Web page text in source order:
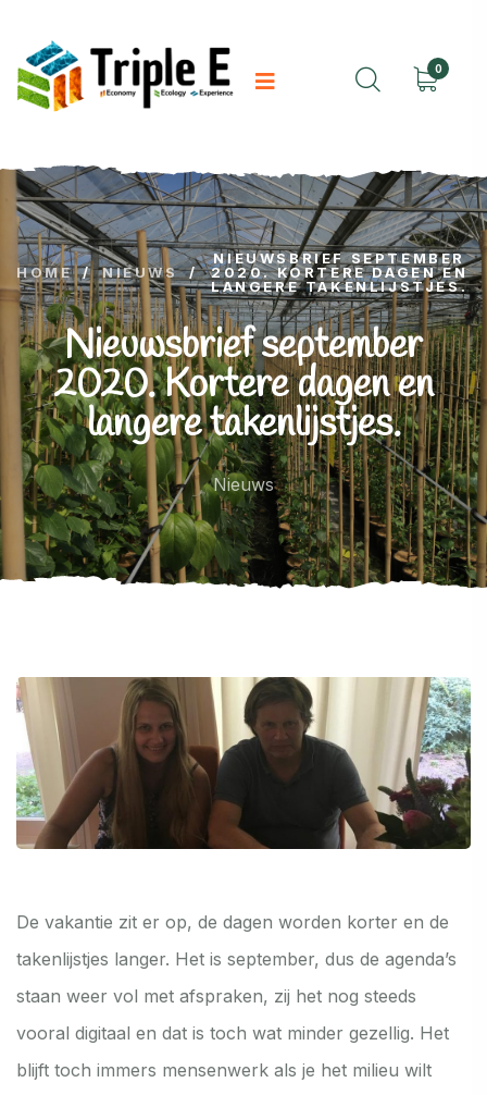
0
HOME / NIEUWS /
NIEUWSBRIEF SEPTEMBER
2020. KORTERE DAGEN EN
LANGERE TAKENLIJSTJES.
Nieuwsbrief september
2020. Kortere dagen en
langere takenlijstjes.
Nieuws
De vakantie zit er op, de dagen worden korter en de
takenlijstjes langer. Het is september, dus de agenda’s
staan weer vol met afspraken, zij het nog steeds
vooral digitaal en dat is toch wat minder gezellig. Het
blijft toch immers mensenwerk als je het milieu wilt